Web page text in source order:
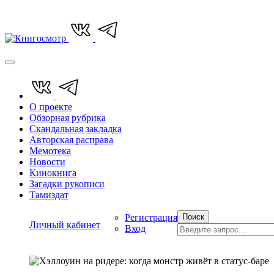
О проекте
Обзорная рубрика
Скандальная закладка
Авторская расправа
Мемотека
Новости
Кинокнига
Загадки рукописи
Тамиздат
Личный кабинет
Регистрация
Вход
Поиск